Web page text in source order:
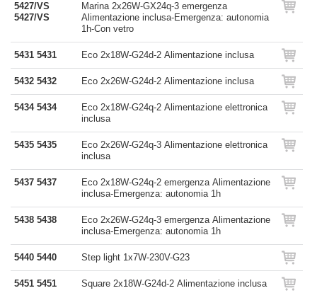
5427/VS
5427/VS
Marina 2x26W-GX24q-3 emergenza
Alimentazione inclusa-Emergenza: autonomia
1h-Con vetro
5431 5431 Eco 2x18W-G24d-2 Alimentazione inclusa
5432 5432 Eco 2x26W-G24d-2 Alimentazione inclusa
5434 5434
Eco 2x18W-G24q-2 Alimentazione elettronica
inclusa
5435 5435
Eco 2x26W-G24q-3 Alimentazione elettronica
inclusa
5437 5437
Eco 2x18W-G24q-2 emergenza Alimentazione
inclusa-Emergenza: autonomia 1h
5438 5438
Eco 2x26W-G24q-3 emergenza Alimentazione
inclusa-Emergenza: autonomia 1h
5440 5440 Step light 1x7W-230V-G23
5451 5451 Square 2x18W-G24d-2 Alimentazione inclusa